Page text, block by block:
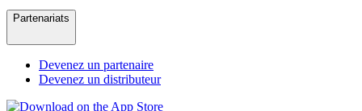
Partenariats
Devenez un partenaire
Devenez un distributeur